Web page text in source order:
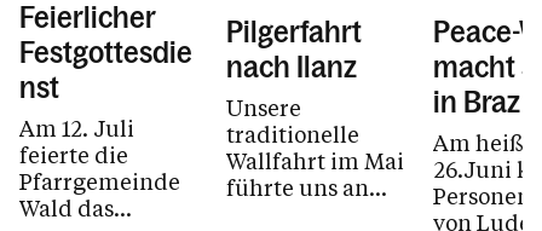
Feierlicher
Festgottesdie
nst
Am 12. Juli
feierte die
Pfarrgemeinde
Wald das
Pilgerfahrt
nach Ilanz
Unsere
traditionelle
Wallfahrt im Mai
führte uns an
Peace-
macht
in Braz
Am
26.Juni
Personen
von